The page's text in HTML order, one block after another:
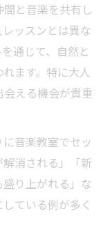
の新スタイル
アノ教室バン
音楽の輪
し方
ドの選び方
活動の関係
と音楽を共有し
ッスンとは異な
通じて、自然と
ます。特に大人
える機会が貴重
音楽教室でセッ
消される」「新
り上がれる」な
ている例が多く